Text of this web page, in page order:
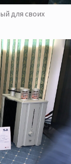
для своих